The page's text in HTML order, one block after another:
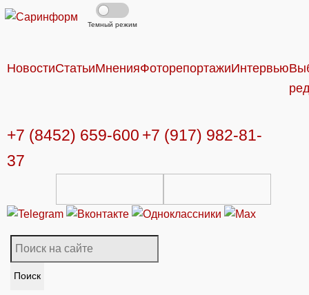
Темный режим
НовостиСтатьиМненияФоторепортажиИнтервью
+7 (8452) 659-600 +7 (917) 982-81-
37
Поиск